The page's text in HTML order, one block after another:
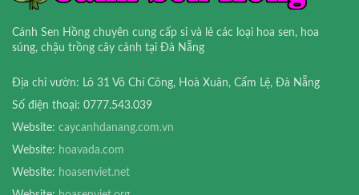
Cánh Sen Hồng chuyên cung cấp sỉ và lẻ các loại hoa sen, hoa
súng, chậu trồng cây cảnh tại Đà Nẵng
Địa chỉ vườn: Lô 31 Võ Chí Công, Hoà Xuân, Cẩm Lệ, Đà Nẵng
Số điện thoại: 0777.543.039
Website: caycanhdanang.com.vn
Website: hoavada.com
Website: hoasenviet.net